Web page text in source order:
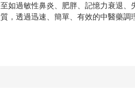
如過敏性鼻炎、肥胖、記憶力衰退、
，透過迅速、簡單、有效的中醫藥調